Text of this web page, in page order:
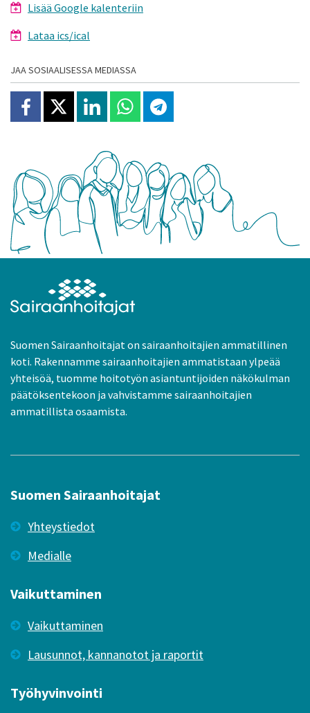
Lisää Google kalenteriin
Lataa ics/ical
JAA SOSIAALISESSA MEDIASSA
Jaa Facebookissa
Jaa X:ssäJaa Linkedinissä
Jaa Whatsappissa
Jaa Telegramissa
Suomen Sairaanhoitajat on sairaanhoitajien ammatillinen
koti. Rakennamme sairaanhoitajien ammatistaan ylpeää
yhteisöä, tuomme hoitotyön asiantuntijoiden näkökulman
päätöksentekoon ja vahvistamme sairaanhoitajien
ammatillista osaamista.
Suomen Sairaanhoitajat
Yhteystiedot
Medialle
Vaikuttaminen
Vaikuttaminen
Lausunnot, kannanotot ja raportit
Työhyvinvointi